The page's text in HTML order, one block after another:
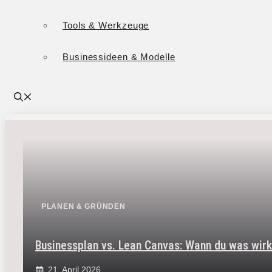
Tools & Werkzeuge
Businessideen & Modelle
PLANEN & GRÜNDEN
Businessplan vs. Lean Canvas: Wann du was
21. April 2026